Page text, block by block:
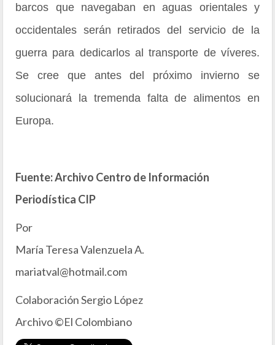
barcos que navegaban en aguas orientales y
occidentales serán retirados del servicio de la
guerra para dedicarlos al transporte de víveres.
Se cree que antes del próximo invierno se
solucionará la tremenda falta de alimentos en
Europa.
Fuente: Archivo Centro de Información
Periodística CIP
Por
María Teresa Valenzuela A.
mariatval@hotmail.com
Colaboración Sergio López
Archivo ©El Colombiano